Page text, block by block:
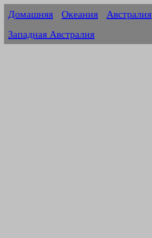
Домашняя Океания
Австралия
Западная Австралия